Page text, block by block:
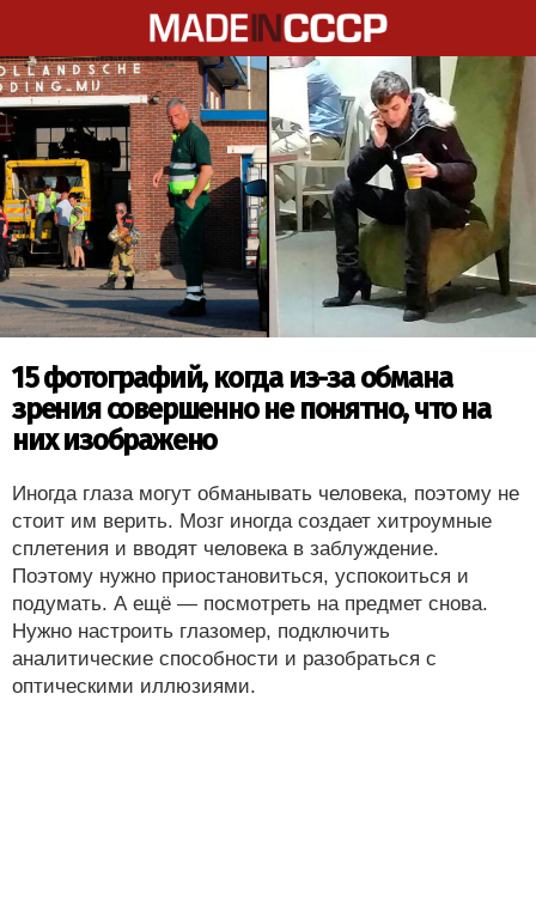
15 фотографий, когда из-за обмана
зрения совершенно не понятно, что на
них изображено
Иногда глаза могут обманывать человека, поэтому не
стоит им верить. Мозг иногда создает хитроумные
сплетения и вводят человека в заблуждение.
Поэтому нужно приостановиться, успокоиться и
подумать. А ещё — посмотреть на предмет снова.
Нужно настроить глазомер, подключить
аналитические способности и разобраться с
оптическими иллюзиями.